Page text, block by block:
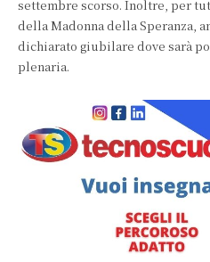
settembre scorso. Inoltre, per
della Madonna della Speranza,
dichiarato giubilare dove sarà
plenaria.